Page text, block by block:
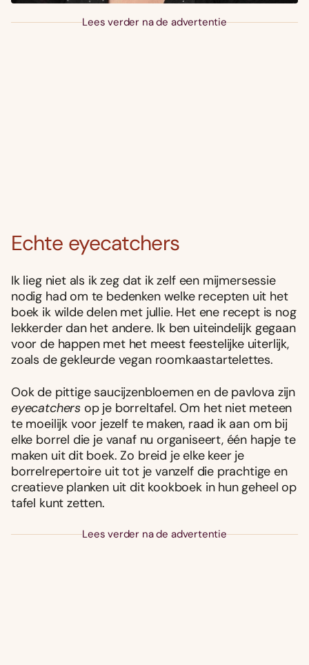
Lees verder na de advertentie
Echte eyecatchers
Ik lieg niet als ik zeg dat ik zelf een mijmersessie
nodig had om te bedenken welke recepten uit het
boek ik wilde delen met jullie. Het ene recept is nog
lekkerder dan het andere. Ik ben uiteindelijk gegaan
voor de happen met het meest feestelijke uiterlijk,
zoals de gekleurde vegan roomkaastartelettes.
Ook de pittige saucijzenbloemen en de pavlova zijn
eyecatchers op je borreltafel. Om het niet meteen
te moeilijk voor jezelf te maken, raad ik aan om bij
elke borrel die je vanaf nu organiseert, één hapje te
maken uit dit boek. Zo breid je elke keer je
borrelrepertoire uit tot je vanzelf die prachtige en
creatieve planken uit dit kookboek in hun geheel op
tafel kunt zetten.
Lees verder na de advertentie